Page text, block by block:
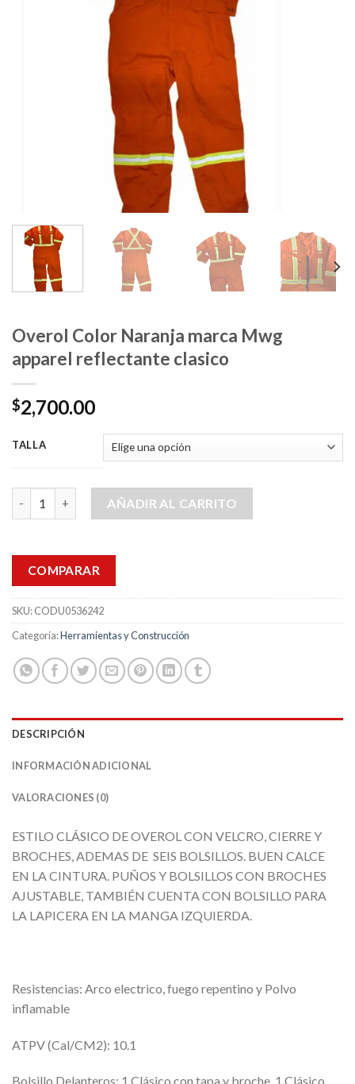
Overol Color Naranja marca Mwg
apparel reflectante clasico
$2,700.00
TALLA
Overol Color Naranja marca Mwg apparel reflectante clasico
AÑADIR AL CARRITO
COMPARAR
SKU:CODU0536242
Categoría:Herramientas y Construcción
DESCRIPCIÓN
INFORMACIÓN ADICIONAL
VALORACIONES (0)
ESTILO CLÁSICO DE OVEROL CON VELCRO, CIERRE Y
BROCHES, ADEMAS DE SEIS BOLSILLOS. BUEN CALCE
EN LA CINTURA. PUÑOS Y BOLSILLOS CON BROCHES
AJUSTABLE, TAMBIÉN CUENTA CON BOLSILLO PARA
LA LAPICERA EN LA MANGA IZQUIERDA.
Resistencias: Arco electrico, fuego repentino y Polvo
inflamable
ATPV (Cal/CM2): 10.1
Bolsillo Delanteros: 1 Clásico con tapa y broche. 1 Clásico